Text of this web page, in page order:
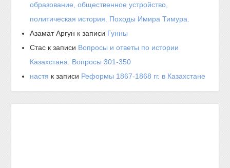
образование, общественное устройство,
политическая история. Походы Имира Тимура.
Азамат Аргун к записи Гунны
Стас к записи Вопросы и ответы по истории
Казахстана. Вопросы 301-350
настя к записи Реформы 1867-1868 гг. в Казахстане